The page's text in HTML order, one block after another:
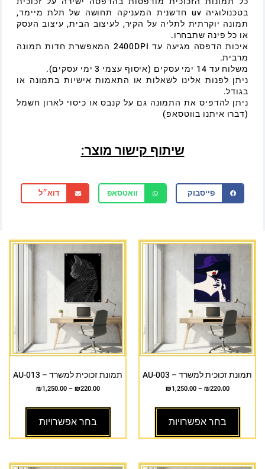
בטכנולוגיה uv חדשנית המעניקה תחושה של תלת מיימד,
תמונה יוקרתית לתליה על הקיר, לעיצוב הבית, עיצוב העסק
או כל פינה שתבחרו.
איכות הדפסה מגיעה עד 2400DPI המאפשרת חדות תמונה
מרבית.
משלוח עד 14 ימי עסקים (איסוף עצמי 3 ימי עסקים).
ניתן לפנות אלינו לשאלות או התאמות אישיות בתמונה או
בגודל.
ניתן להדפיס את התמונה גם על קנבס או כיסוי לארון חשמל
(דברו איתנו בווטסאפ)
שיתוף קישור מוצר:
פייסבוק וואטסאפ דוא״ל
תמונת זכוכית למשרד – AU-003
₪220.00
–
₪1,250.00
בחר אפשרויות
תמונת זכוכית למשרד – AU-013
₪220.00
–
₪1,250.00
בחר אפשרויות